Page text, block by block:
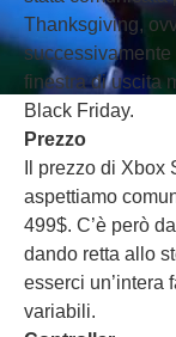
Thanksgiving,
successivamente
finestra di uscita
Black Friday.
Prezzo
Il prezzo di
aspettiamo
499$. C’è però
dando retta allo
esserci un’intera
variabili.